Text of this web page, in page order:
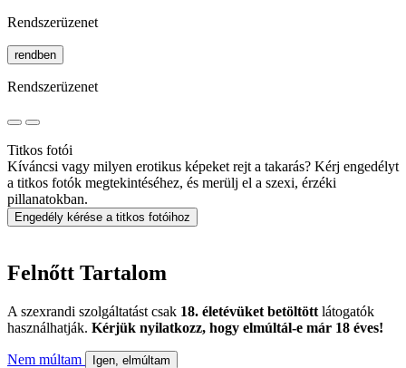
Rendszerüzenet
rendben
Rendszerüzenet
Titkos fotói
Kíváncsi vagy milyen erotikus képeket rejt a takarás? Kérj engedélyt
a titkos fotók megtekintéséhez, és merülj el a szexi, érzéki
pillanatokban.
Engedély kérése a titkos fotóihoz
Felnőtt Tartalom
A szexrandi szolgáltatást csak 18. életévüket betöltött látogatók
használhatják. Kérjük nyilatkozz, hogy elmúltál-e már 18 éves!
Nem múltam Igen, elmúltam